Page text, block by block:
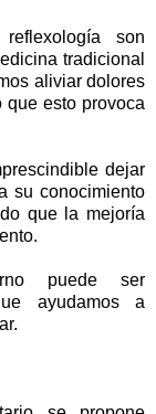
son
tradicional
aliviar dolores
que esto provoca
dejar
su conocimiento
que la mejoría
puede ser
ayudamos a